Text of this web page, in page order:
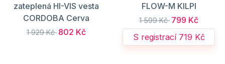
zateplená HI-VIS vesta
CORDOBA Cerva
1 929 Kč 802 Kč
FLOW-M KILPI
1 599 Kč 799 Kč
S registrací 719 Kč